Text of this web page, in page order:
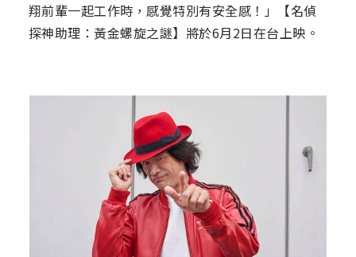
翔前輩一起工作時，感覺特別有安全感！」【名偵
探神助理：黃金螺旋之謎】將於6月2日在台上映。